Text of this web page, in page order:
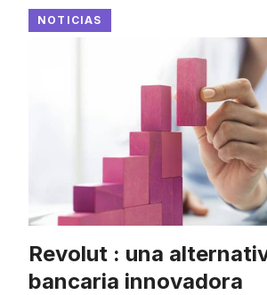
NOTICIAS
Revolut : una
bancaria innovadora